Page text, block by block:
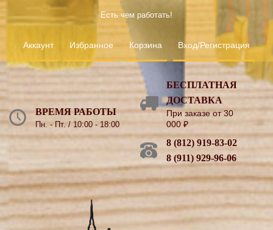
Есть чем работать!
Аккаунт Избранное Корзина Вход/Регистрация
ВРЕМЯ РАБОТЫ
Пн. - Пт. / 10:00 - 18:00
БЕСПЛАТНАЯ
ДОСТАВКА
При заказе от 30
000₽
8 (812) 919-83-02
8 (911) 929-96-06